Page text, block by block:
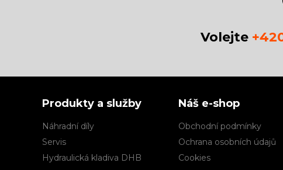
Volejte
Produkty a služby
Náhradní díly
Servis
Hydraulická kladiva DHB
Náš e-shop
Obchodní podmínky
Ochrana osobních údajů
Cookies